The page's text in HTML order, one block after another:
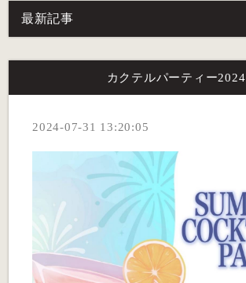
最新記事
カクテルパーティー2024
2024-07-31 13:20:05